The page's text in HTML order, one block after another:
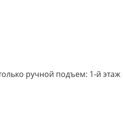
ручной подъем: 1-й этаж